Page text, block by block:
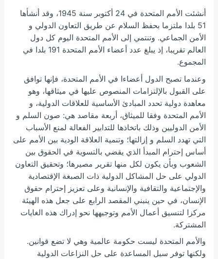
أنشئت الأمم المتحدة في 24 أكتوبر سنة 1945، وقد أنشأها
51 بلدا ملتزما بحفظ السلام عن طريق التعاون الدولي و
الأمن الجماعي. وتنتمي إلى الأمم المتحدة اليوم كل دول
العالم تقريبا، إذ يبلغ عدد أعضاء الأمم المتحدة 191 بلدا في
المجموع.
وعندما تصبح الدول أعضاءا في الأمم المتحدة، فإنها توافق
على القبول بالإلتزامات المنصوص عليها في ميثاقها، وهو
معاهدة دولية تحدد المبادئ الأساسية للعلاقات الدولية، و
الأمم المتحدة وفقا للميثاق، أربعة مقاصد هي: صون السلم و
الأمن الدوليين وذلك باتخاذها للتدابير الفعالة لمنع الأسباب
التي تهدد السلم و إزالتها؛ وتنمية العلاقة الودية بين الأمم على
أساس إحترام المبدأ الذي يقضي بالتسوية في الحقوق بين
الشعوب وبأن يكون لكل منها تقرير مصيرها؛ وتحقيق التعاون
الدولي على حل المشاكل الدولية ذات الصبغة الإقتصادية
والإجتماعية والتقافية والإنسانية وعلى تعزيز إحترام حقوق
الإنسان، في حين ينبني المقصد الرابع على جعل هذه الهيئة
مركزا لتنسيق أعمال الأمم وتوجيهها نحو إدراك هذه الغايات
المشتركة.
والأمم المتحدة ليست حكومة عالمية وهي لا تضع قوانين.
ولكنها توفر سبل المساعدة على حل النزاعات الدولية